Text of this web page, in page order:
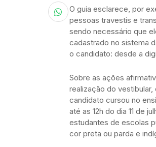
O guia esclarece, por
pessoas travestis e
sendo necessário que
cadastrado no sistema
o candidato: desde a
Sobre as ações
realização do vestibular,
candidato cursou no
até as 12h do dia 11 de
estudantes de escolas
cor preta ou parda e